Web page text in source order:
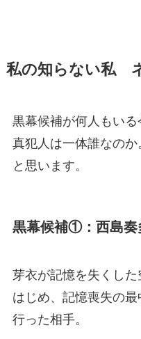
私の知らない私
黒幕候補が何人もいる
真犯人は一体誰なの
と思います。
黒幕候補①：西島奏
芽衣が記憶を失くし
はじめ、記憶喪失の
行った相手。